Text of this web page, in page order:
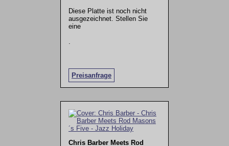
Diese Platte ist noch nicht
ausgezeichnet. Stellen Sie
eine
Preisanfrage
Chris Barber Meets Rod